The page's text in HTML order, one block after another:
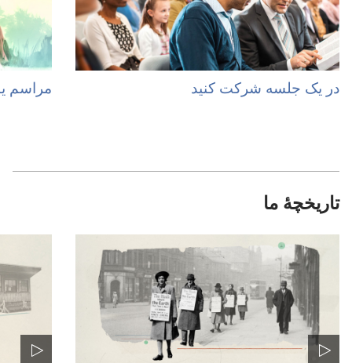
در یک جلسه شرکت کنید مراسم
تاریخچهٔ ما